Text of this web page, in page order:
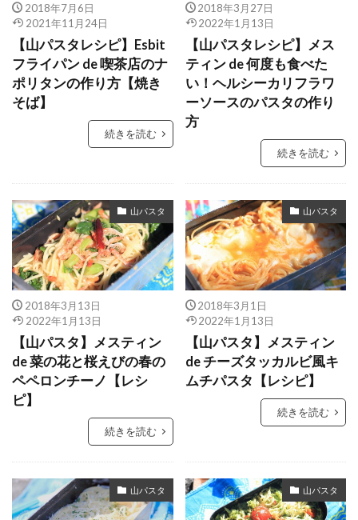
2018年7月6日
2021年11月24日
【山パスタレシピ】Esbit
フライパン de 喫茶店のナ
ポリタンの作り方【焼き
そば】
続きを読む
2018年3月27日
2022年1月13日
【山パスタレシピ】メス
ティン de 何度も食べた
い！ヘルシーカリフラワ
ーソースのパスタの作り
方
続きを読む
山パスタ
2018年3月13日
2022年1月13日
【山パスタ】メスティン
de 菜の花と桜えびの春の
ペペロンチーノ【レシ
ピ】
続きを読む
山パスタ
2018年3月1日
2022年1月13日
【山パスタ】メスティン
de チーズタッカルビ風キ
ムチパスタ【レシピ】
続きを読む
山パスタ 山パスタ